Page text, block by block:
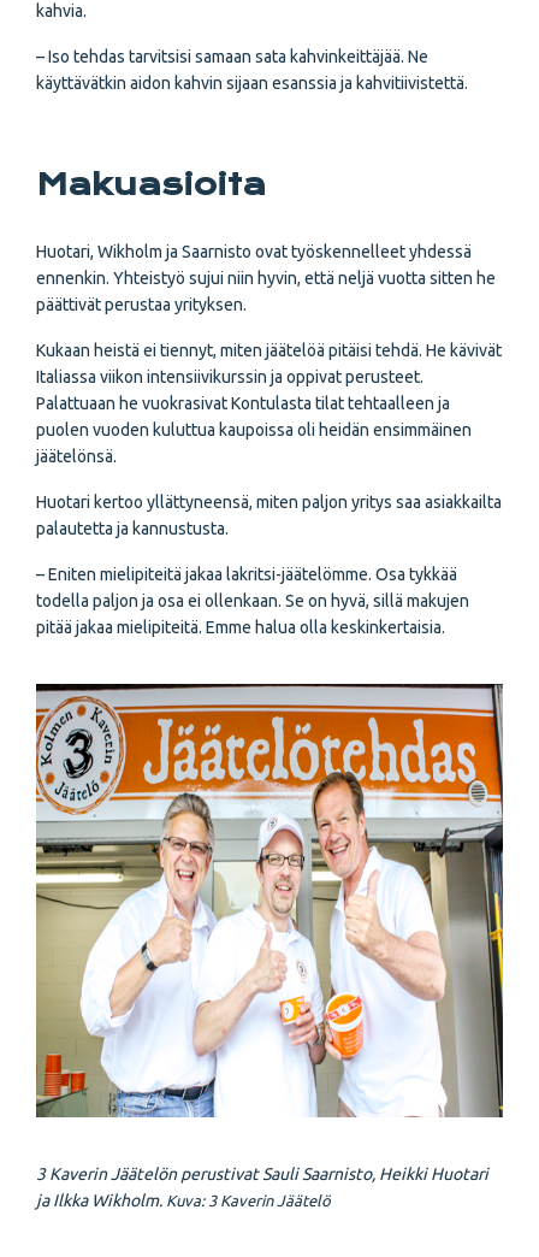
kahvia.
– Iso tehdas tarvitsisi samaan sata kahvinkeittäjää. Ne
käyttävätkin aidon kahvin sijaan esanssia ja kahvitiivistettä.
Makuasioita
Huotari, Wikholm ja Saarnisto ovat työskennelleet yhdessä
ennenkin. Yhteistyö sujui niin hyvin, että neljä vuotta sitten he
päättivät perustaa yrityksen.
Kukaan heistä ei tiennyt, miten jäätelöä pitäisi tehdä. He kävivät
Italiassa viikon intensiivikurssin ja oppivat perusteet.
Palattuaan he vuokrasivat Kontulasta tilat tehtaalleen ja
puolen vuoden kuluttua kaupoissa oli heidän ensimmäinen
jäätelönsä.
Huotari kertoo yllättyneensä, miten paljon yritys saa asiakkailta
palautetta ja kannustusta.
– Eniten mielipiteitä jakaa lakritsi-jäätelömme. Osa tykkää
todella paljon ja osa ei ollenkaan. Se on hyvä, sillä makujen
pitää jakaa mielipiteitä. Emme halua olla keskinkertaisia.
3 Kaverin Jäätelön perustivat Sauli Saarnisto, Heikki Huotari
ja Ilkka Wikholm. Kuva: 3 Kaverin Jäätelö